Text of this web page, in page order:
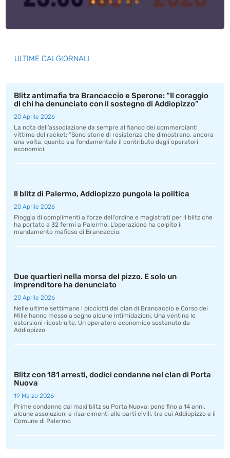
ULTIME DAI GIORNALI
Blitz antimafia tra Brancaccio e Sperone: “Il coraggio
di chi ha denunciato con il sostegno di Addiopizzo”
20 Aprile 2026
La nota dell’associazione da sempre al fianco dei commercianti
vittime del racket: “Sono storie di resistenza che dimostrano, ancora
una volta, quanto sia fondamentale il contributo degli operatori
economici.
Il blitz di Palermo, Addiopizzo pungola la politica
20 Aprile 2026
Pioggia di complimenti a forze dell’ordine e magistrati per il blitz che
ha portato a 32 fermi a Palermo. L’operazione ha colpito il
mandamento mafioso di Brancaccio.
Due quartieri nella morsa del pizzo. E solo un
imprenditore ha denunciato
20 Aprile 2026
Nelle ultime settimane i picciotti dei clan di Brancaccio e Corso dei
Mille hanno messo a segno alcune intimidazioni. Una ventina le
estorsioni ricostruite. Un operatore economico sostenuto da
Addiopizzo
Blitz con 181 arresti, dodici condanne nel clan di Porta
Nuova
19 Marzo 2026
Prime condanne dal maxi blitz su Porta Nuova: pene fino a 14 anni,
alcune assoluzioni e risarcimenti alle parti civili, tra cui Addiopizzo e il
Comune di Palermo